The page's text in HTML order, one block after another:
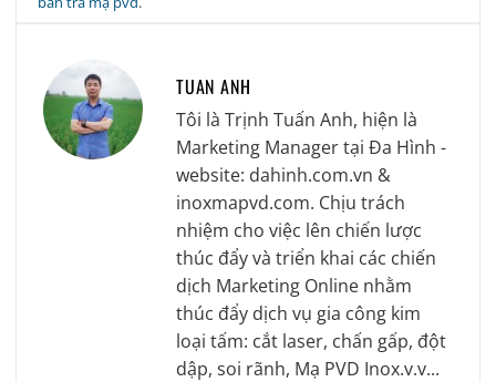
TUAN ANH
Tôi là Trịnh Tuấn Anh, hiện là
Marketing Manager tại Đa Hình -
website: dahinh.com.vn &
inoxmapvd.com. Chịu trách
nhiệm cho việc lên chiến lược
thúc đẩy và triển khai các chiến
dịch Marketing Online nhằm
thúc đẩy dịch vụ gia công kim
loại tấm: cắt laser, chấn gấp, đột
dập, soi rãnh, Mạ PVD Inox.v.v...